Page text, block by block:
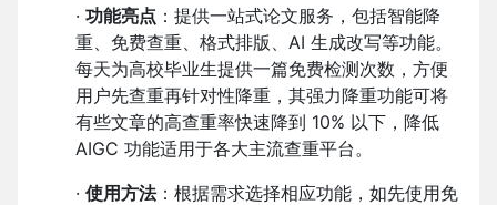
· 功能亮点 ：提供一站式论文服务，包括智能降
重、免费查重、格式排版、AI 生成改写等功能。
每天为高校毕业生提供一篇免费检测次数，方便
用户先查重再针对性降重，其强力降重功能可将
有些文章的高查重率快速降到 10% 以下，降低
AIGC 功能适用于各大主流查重平台。
· 使用方法：根据需求选择相应功能，如先使用免